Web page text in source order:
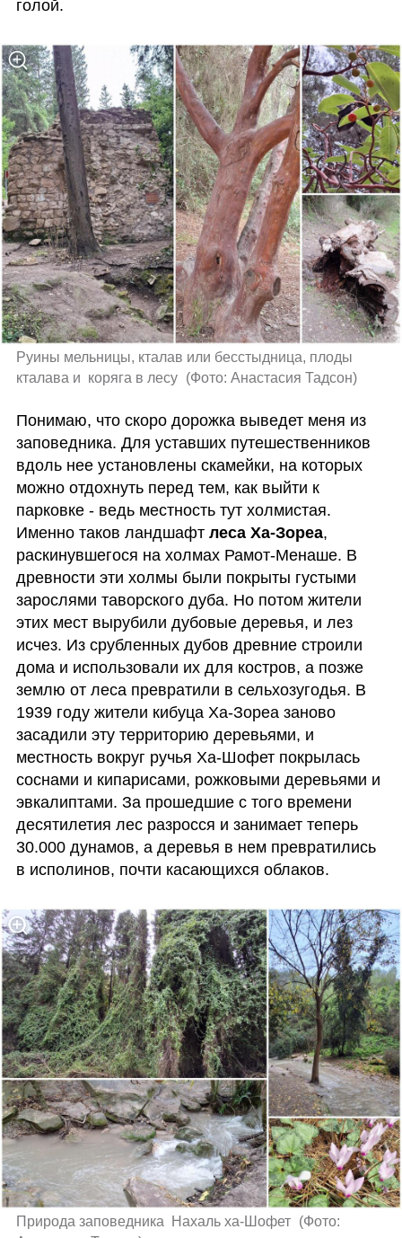
голой.
Руины мельницы, кталав или бесстыдница, плоды
кталава и  коряга в лесу (Фото: Анастасия Тадсон)
Понимаю, что скоро дорожка выведет меня из
заповедника. Для уставших путешественников
вдоль нее установлены скамейки, на которых
можно отдохнуть перед тем, как выйти к
парковке - ведь местность тут холмистая.
Именно таков ландшафт леса Ха-Зореа,
раскинувшегося на холмах Рамот-Менаше. В
древности эти холмы были покрыты густыми
зарослями таворского дуба. Но потом жители
этих мест вырубили дубовые деревья, и лез
исчез. Из срубленных дубов древние строили
дома и использовали их для костров, а позже
землю от леса превратили в сельхозугодья. В
1939 году жители кибуца Ха-Зореа заново
засадили эту территорию деревьями, и
местность вокруг ручья Ха-Шофет покрылась
соснами и кипарисами, рожковыми деревьями и
эвкалиптами. За прошедшие с того времени
десятилетия лес разросся и занимает теперь
30.000 дунамов, а деревья в нем превратились
в исполинов, почти касающихся облаков.
Природа заповедника  Нахаль ха-Шофет (Фото: